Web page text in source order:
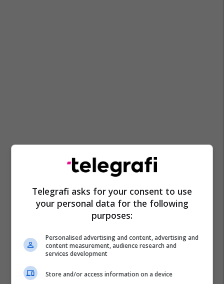
Telegrafi asks for your consent to use
your personal data for the following
purposes:
Personalised advertising and content, advertising and
content measurement, audience research and
services development
Store and/or access information on a device